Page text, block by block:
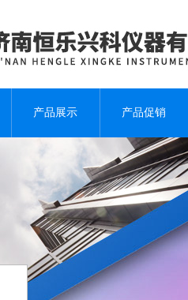
产品展示 产品促销